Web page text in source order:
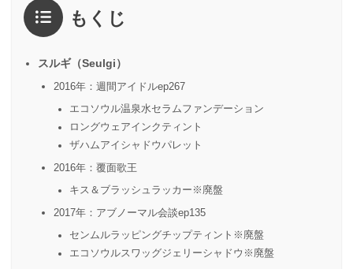
もくじ
スルギ（Seulgi）
2016年：週間アイドルep267
エコソウル温泉水セラムファンデーション
ロングウェアインクティント
ザハムアイシャドウパレット
2016年：覆面歌王
キス＆ブラッシュラッカー※廃盤
2017年：アブノーマル会談ep135
センムルラッピングチップティント※廃盤
エコソウルスワッグジェリーシャドウ※廃盤